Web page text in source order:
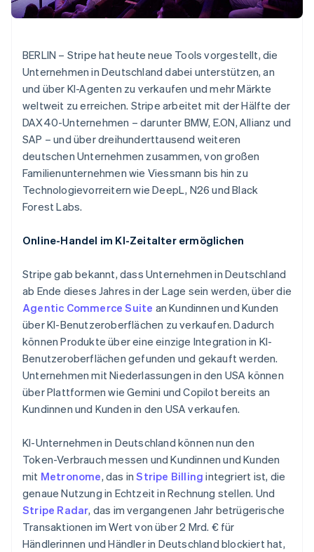
Betrugsprävention
Climate
CO₂-Entnahme
Stripe-Sessions 2026
Erfahren Sie, wie Stripe Lösungen für die
Jetzt ansehen
Ecosystem
Stripe App-Marktplatz
BERLIN – Stripe hat heute neue Tools vorgestellt, die
Unternehmen in Deutschland dabei unterstützen, an
und über KI-Agenten zu verkaufen und mehr Märkte
weltweit zu erreichen. Stripe arbeitet mit der Hälfte der
DAX40-Unternehmen – darunter BMW, E.ON, Allianz und
SAP – und über dreihunderttausend weiteren
deutschen Unternehmen zusammen, von großen
Familienunternehmen wie Viessmann bis hin zu
Technologievorreitern wie DeepL, N26 und Black
Forest Labs.
Online-Handel im KI-Zeitalter ermöglichen
Stripe gab bekannt, dass Unternehmen in Deutschland
ab Ende dieses Jahres in der Lage sein werden, über die
Agentic Commerce Suite an Kundinnen und Kunden
über KI-Benutzeroberflächen zu verkaufen. Dadurch
können Produkte über eine einzige Integration in KI-
Benutzeroberflächen gefunden und gekauft werden.
Unternehmen mit Niederlassungen in den USA können
über Plattformen wie Gemini und Copilot bereits an
Kundinnen und Kunden in den USA verkaufen.
KI-Unternehmen in Deutschland können nun den
Token-Verbrauch messen und Kundinnen und Kunden
mit Metronome, das inStripe Billing integriert ist, die
genaue Nutzung in Echtzeit in Rechnung stellen. Und
Stripe Radar, das im vergangenen Jahr betrügerische
Transaktionen im Wert von über 2 Mrd. € für
Händlerinnen und Händler in Deutschland blockiert hat,
Australien
English
Belgien
NederlandsFrançaisDeutschEnglish
Bulgarien
English
Dänemark
English
Deutschland
DeutschEnglish
Estland
English